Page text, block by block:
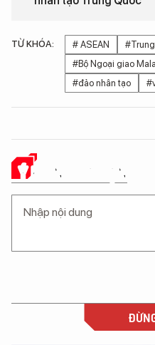
TỪ KHÓA: # ASEAN
#Bộ Ngoại giao
#đảo nhân tạo
Ý KIẾN CỦA BẠN